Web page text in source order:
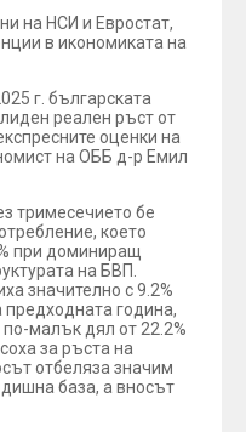
на НСИ и Евростат,
в икономиката на
г. българската
реален ръст от
оценки на
на ОББ д-р Емил
тримесечието бе
което
при доминиращ
на БВП.
значително с 9.2%
година,
малък дял от 22.2%
за ръста на
отбеляза значим
база, а вносът